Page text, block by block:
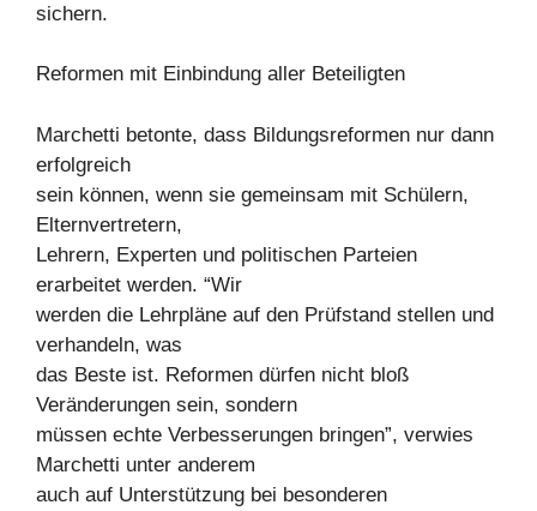
sichern.
Reformen mit Einbindung aller Beteiligten
Marchetti betonte, dass Bildungsreformen nur dann
erfolgreich
sein können, wenn sie gemeinsam mit Schülern,
Elternvertretern,
Lehrern, Experten und politischen Parteien
erarbeitet werden. “Wir
werden die Lehrpläne auf den Prüfstand stellen und
verhandeln, was
das Beste ist. Reformen dürfen nicht bloß
Veränderungen sein, sondern
müssen echte Verbesserungen bringen”, verwies
Marchetti unter anderem
auch auf Unterstützung bei besonderen